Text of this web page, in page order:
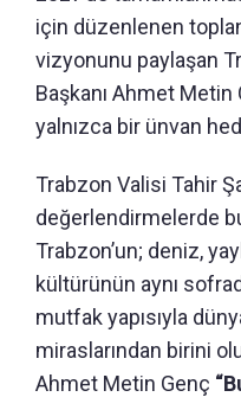
için düzenlenen
vizyonunu paylaşan
Başkanı Ahmet Metin
yalnızca bir ünvan
Trabzon Valisi Tahir
değerlendirmelerde
Trabzon’un; deniz,
kültürünün aynı
mutfak yapısıyla
miraslarından birini
Ahmet Metin Genç